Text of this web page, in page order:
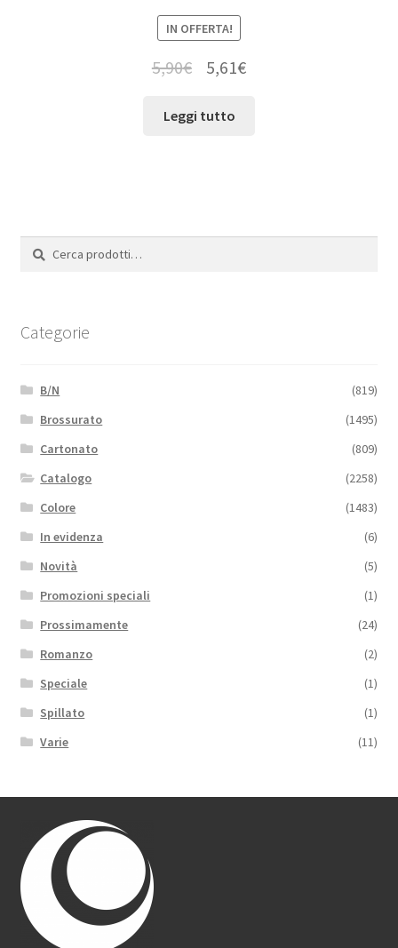
IN OFFERTA!
5,90€ 5,61€
Leggi tutto
Cerca:
Cerca
Categorie
B/N
(819)
Brossurato
(1495)
Cartonato
(809)
Catalogo
(2258)
Colore
(1483)
In evidenza
(6)
Novità
(5)
Promozioni speciali
(1)
Prossimamente
(24)
Romanzo
(2)
Speciale
(1)
Spillato
(1)
Varie
(11)